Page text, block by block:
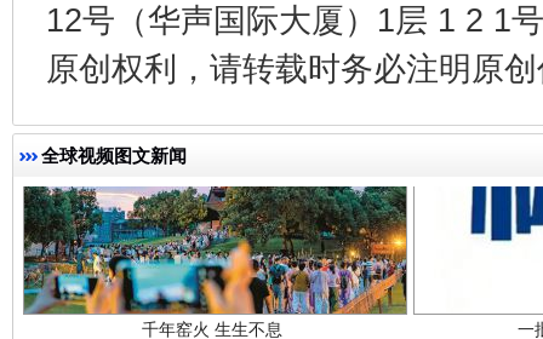
12号（华声国际大厦）1层 1 2 1
原创权利，请转载时务必注明原
全球视频图文新闻
千年窑火 生生不息 一